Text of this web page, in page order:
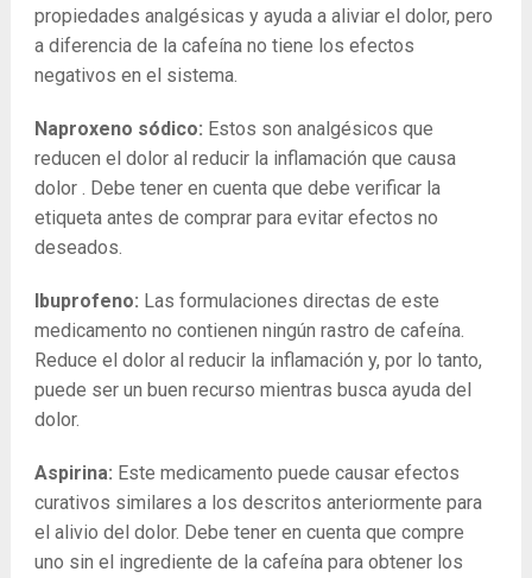
propiedades analgésicas y ayuda a aliviar el dolor, pero
a diferencia de la cafeína no tiene los efectos
negativos en el sistema.
Naproxeno sódico: Estos son analgésicos que
reducen el dolor al reducir la inflamación que causa
dolor . Debe tener en cuenta que debe verificar la
etiqueta antes de comprar para evitar efectos no
deseados.
Ibuprofeno: Las formulaciones directas de este
medicamento no contienen ningún rastro de cafeína.
Reduce el dolor al reducir la inflamación y, por lo tanto,
puede ser un buen recurso mientras busca ayuda del
dolor.
Aspirina: Este medicamento puede causar efectos
curativos similares a los descritos anteriormente para
el alivio del dolor. Debe tener en cuenta que compre
uno sin el ingrediente de la cafeína para obtener los